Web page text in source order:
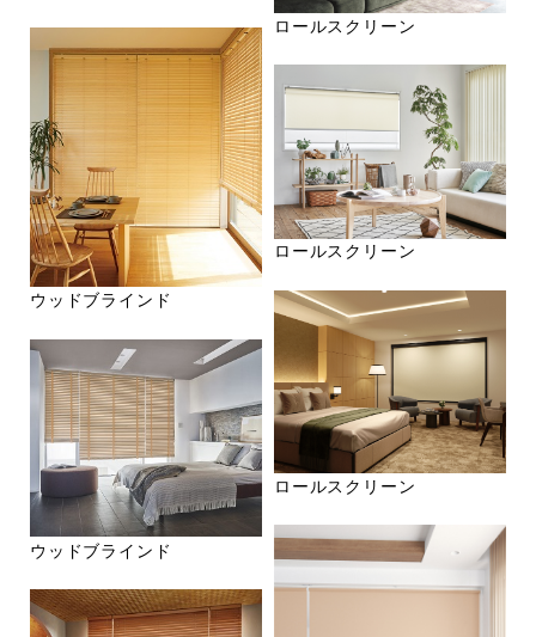
ウッドブラインド
ウッドブラインド
ロールスクリーン
ロールスクリーン
ロールスクリーン